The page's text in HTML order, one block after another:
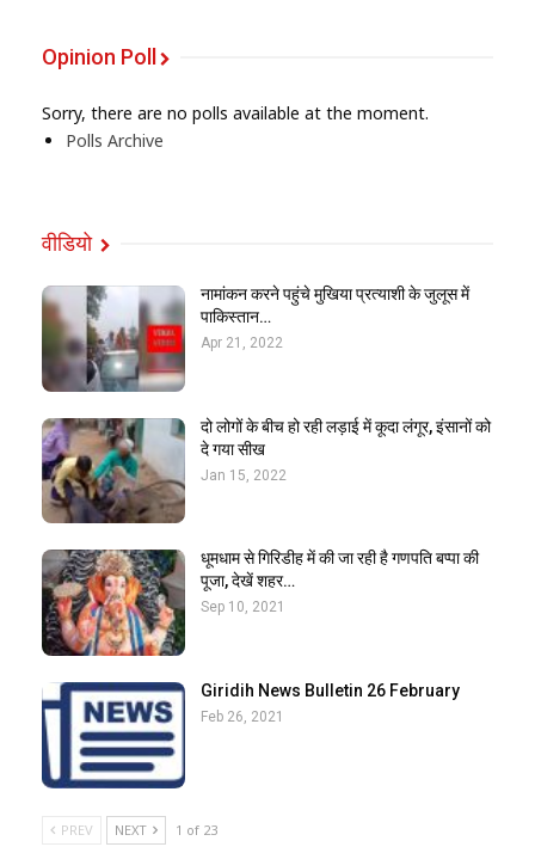
Opinion Poll
Sorry, there are no polls available at the moment.
Polls Archive
वीडियो
नामांकन करने पहुंचे मुखिया प्रत्याशी के जुलूस में
पाकिस्तान…
Apr 21, 2022
दो लोगों के बीच हो रही लड़ाई में कूदा लंगूर, इंसानों को
दे गया सीख
Jan 15, 2022
धूमधाम से गिरिडीह में की जा रही है गणपति बप्पा की
पूजा, देखें शहर…
Sep 10, 2021
Giridih News Bulletin 26 February
Feb 26, 2021
PREV NEXT 1 of 23